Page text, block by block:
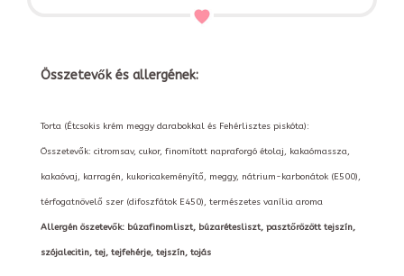
Összetevők és allergének:
Torta (Étcsokis krém meggy darabokkal és Fehérlisztes piskóta):
Összetevők: citromsav, cukor, finomított napraforgó étolaj, kakaómassza,
kakaóvaj, karragén, kukoricakeményítő, meggy, nátrium-karbonátok (E500),
térfogatnövelő szer (difoszfátok E450), természetes vanília aroma
Allergén öszetevők: búzafinomliszt, búzarétesliszt, pasztőrözött tejszín,
szójalecitin, tej, tejfehérje, tejszín, tojás